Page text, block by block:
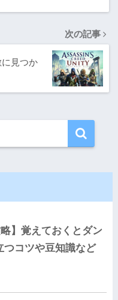
次の記事
に見つか
】覚えておくとダン
つコツや豆知識など